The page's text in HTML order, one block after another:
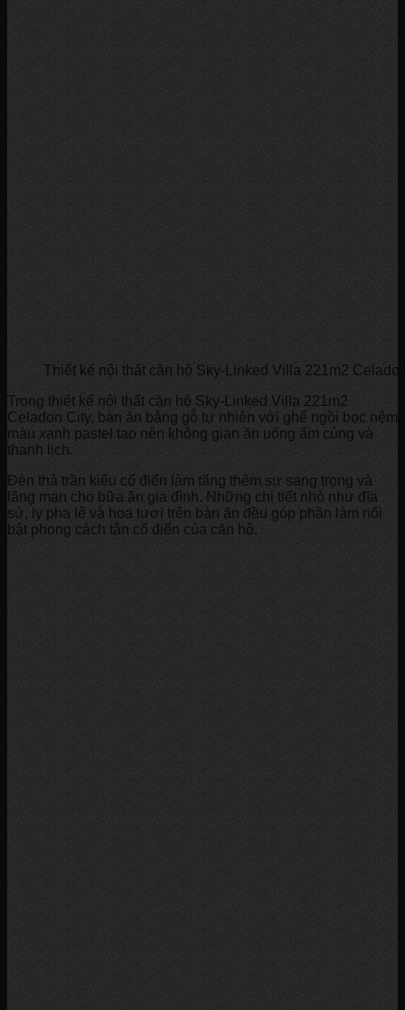
Thiết kế nội thất căn hộ Sky-Linked Villa 221m2
Trong thiết kế nội thất căn hộ Sky-Linked Villa 221m2
Celadon City, bàn ăn bằng gỗ tự nhiên với ghế ngồi bọc nệm
màu xanh pastel tạo nên không gian ăn uống ấm cúng và
thanh lịch.
Đèn thả trần kiểu cổ điển làm tăng thêm sự sang trọng và
lãng mạn cho bữa ăn gia đình. Những chi tiết nhỏ như đĩa
sứ, ly pha lê và hoa tươi trên bàn ăn đều góp phần làm nổi
bật phong cách tân cổ điển của căn hộ.